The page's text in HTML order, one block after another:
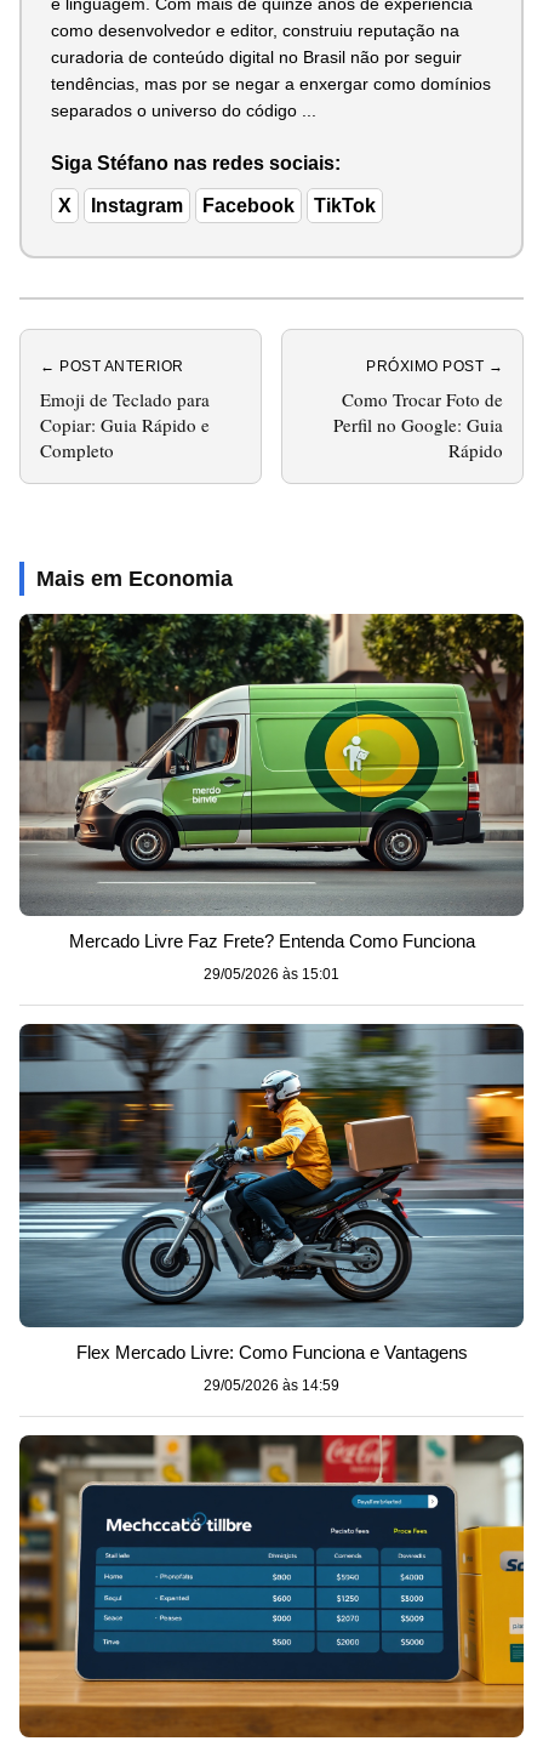
como desenvolvedor e editor, construiu reputação na
curadoria de conteúdo digital no Brasil não por seguir
tendências, mas por se negar a enxergar como domínios
separados o universo do código ...
Siga Stéfano nas redes sociais:
X Instagram Facebook TikTok
← POST ANTERIOR
Emoji de Teclado para
Copiar: Guia Rápido e
Completo
PRÓXIMO POST →
Como Trocar Foto de
Perfil no Google: Guia
Rápido
Mais em Economia
Mercado Livre Faz Frete? Entenda Como Funciona
29/05/2026 às 15:01
Flex Mercado Livre: Como Funciona e Vantagens
29/05/2026 às 14:59